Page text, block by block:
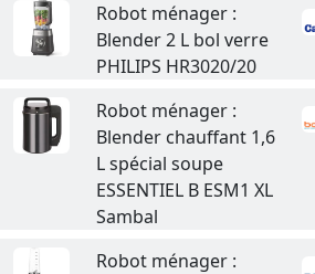
Robot ménager :
Blender 2 L bol verre
PHILIPS HR3020/20
Robot ménager :
Blender chauffant 1,6
L spécial soupe
ESSENTIEL B ESM1 XL
Sambal
Robot ménager :